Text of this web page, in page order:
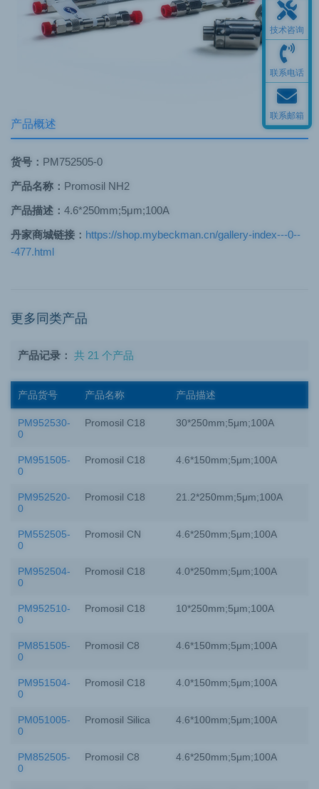
产品概述
货号： PM752505-0
产品名称： Promosil NH2
产品描述： 4.6*250mm;5μm;100A
丹家商城链接： https://shop.mybeckman.cn/gallery-index---0--
-477.html
更多同类产品
产品记录： 共 21 个产品
产品货号 产品名称 产品描述
PM952530-
0
Promosil C18 30*250mm;5μm;100A
PM951505-
0
Promosil C18 4.6*150mm;5μm;100A
PM952520-
0
Promosil C18 21.2*250mm;5μm;100A
PM552505-
0
Promosil CN 4.6*250mm;5μm;100A
PM952504-
0
Promosil C18 4.0*250mm;5μm;100A
PM952510-
0
Promosil C18 10*250mm;5μm;100A
PM851505-
0
Promosil C8 4.6*150mm;5μm;100A
PM951504-
0
Promosil C18 4.0*150mm;5μm;100A
PM051005-
0
Promosil Silica 4.6*100mm;5μm;100A
PM852505-
0
Promosil C8 4.6*250mm;5μm;100A
技术咨询
联系电话
联系邮箱